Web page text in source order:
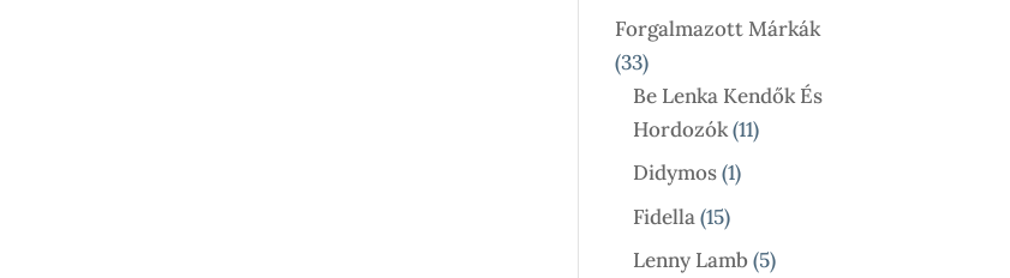
Termék
Forgalmazott Márkák
3333
Termék
Be Lenka Kendők És
Hordozók 1111
Didymos 11
Fidella 1515
Termék
Lenny Lamb 55